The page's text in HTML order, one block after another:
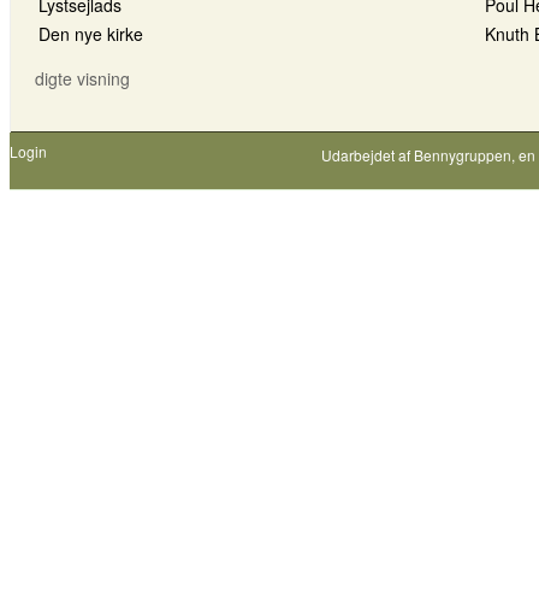
Den nye kirke
Knuth
digte visning
Login Udarbejdet af Bennygruppen,